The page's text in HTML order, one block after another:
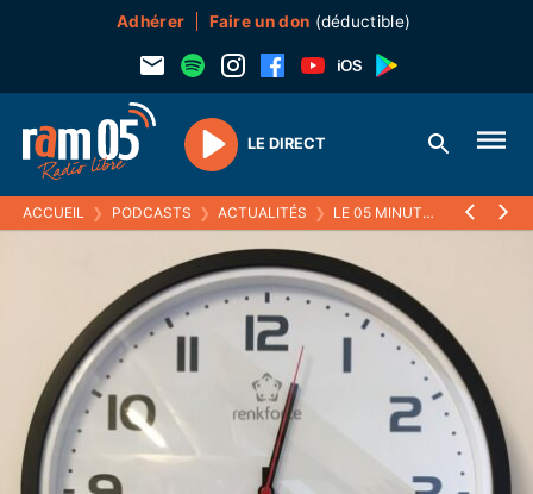
Adhérer Faire un don (déductible)
Play
LE DIRECT
ACCUEIL ❯ PODCASTS ❯ ACTUALITÉS ❯ LE 05 MINUTES 29